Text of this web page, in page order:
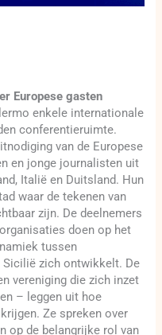
Europese gasten
enkele internationale
conferentieruimte.
van de Europese
en jonge journalisten uit
Italië en Duitsland. Hun
waar de tekenen van
zijn. De deelnemers
doen op het
tussen
Sicilië zich ontwikkelt. De
vereniging die zich inzet
– leggen uit hoe
Ze spreken over
op de belangrijke rol van